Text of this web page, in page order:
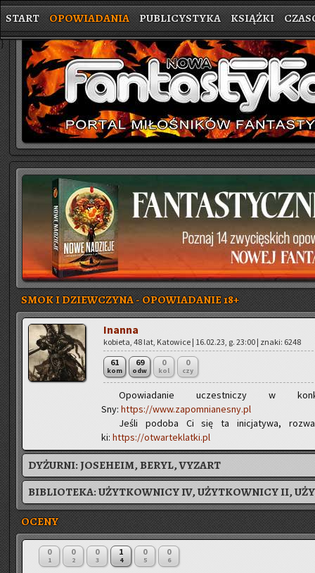
START OPOWIADANIA PUBLICYSTYKA KSIĄŻKI
}
SMOK I DZIEWCZYNA - OPOWIADANIE 18+
In­an­na
ko­bie­ta, 48 lat, Ka­to­wi­ce | 16.02.23, g. 23:00 | znaki: 6248
61
kom
69
odw
0
kol
0
czy
Opo­wia­da­nie uczest­ni­czy w
Sny: https://www.zapomnianesny.pl
Jeśli po­do­ba Ci się ta ini­cja­ty­wa,
ki: https://otwarteklatki.pl
DYŻURNI:JOSEHEIM, BERYL, VYZART
BIBLIOTEKA:UŻYTKOWNICY IV, UŻYTKOWNICY II,
OCENY
0
1
0
2
0
3
1
4
0
5
0
6